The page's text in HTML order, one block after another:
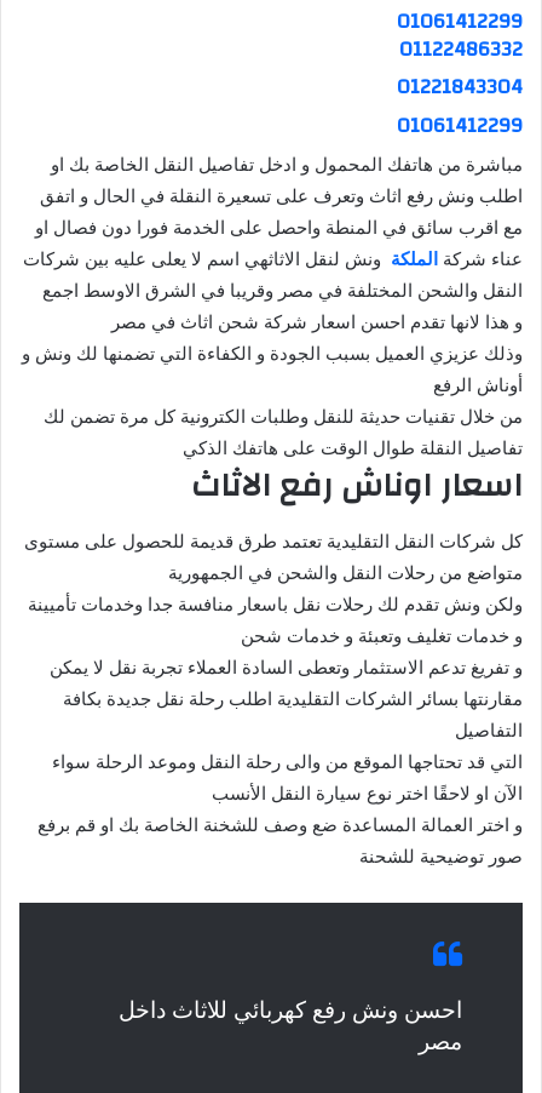
01061412299
01122486332
01221843304
01061412299
مباشرة من هاتفك المحمول و ادخل تفاصيل النقل الخاصة بك او
اطلب ونش رفع اثاث وتعرف على تسعيرة النقلة في الحال و اتفق
مع اقرب سائق في المنطة واحصل على الخدمة فورا دون فصال او
عناء شركة الملكة ونش لنقل الاثاثهي اسم لا يعلى عليه بين شركات
النقل والشحن المختلفة في مصر وقريبا في الشرق الاوسط اجمع
و هذا لانها تقدم احسن اسعار شركة شحن اثاث في مصر
وذلك عزيزي العميل بسبب الجودة و الكفاءة التي تضمنها لك ونش و
أوناش الرفع
من خلال تقنيات حديثة للنقل وطلبات الكترونية كل مرة تضمن لك
تفاصيل النقلة طوال الوقت على هاتفك الذكي
اسعار اوناش رفع الاثاث
كل شركات النقل التقليدية تعتمد طرق قديمة للحصول على مستوى
متواضع من رحلات النقل والشحن في الجمهورية
ولكن ونش تقدم لك رحلات نقل باسعار منافسة جدا وخدمات تأميينة
و خدمات تغليف وتعبئة و خدمات شحن
و تفريغ تدعم الاستثمار وتعطى السادة العملاء تجربة نقل لا يمكن
مقارنتها بسائر الشركات التقليدية اطلب رحلة نقل جديدة بكافة
التفاصيل
التي قد تحتاجها الموقع من والى رحلة النقل وموعد الرحلة سواء
الآن او لاحقًا اختر نوع سيارة النقل الأنسب
و اختر العمالة المساعدة ضع وصف للشخنة الخاصة بك او قم برفع
صور توضيحية للشحنة
احسن ونش رفع كهربائي للاثاث داخل
مصر